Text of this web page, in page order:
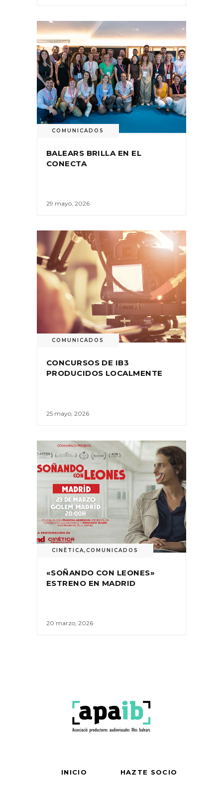
COMUNICADOS
BALEARS BRILLA EN EL
CONECTA
29 mayo, 2026
COMUNICADOS
CONCURSOS DE IB3
PRODUCIDOS LOCALMENTE
25 mayo, 2026
CINÈTICA,COMUNICADOS
«SOÑANDO CON LEONES»
ESTRENO EN MADRID
20 marzo, 2026
INICIO HAZTE SOCIO